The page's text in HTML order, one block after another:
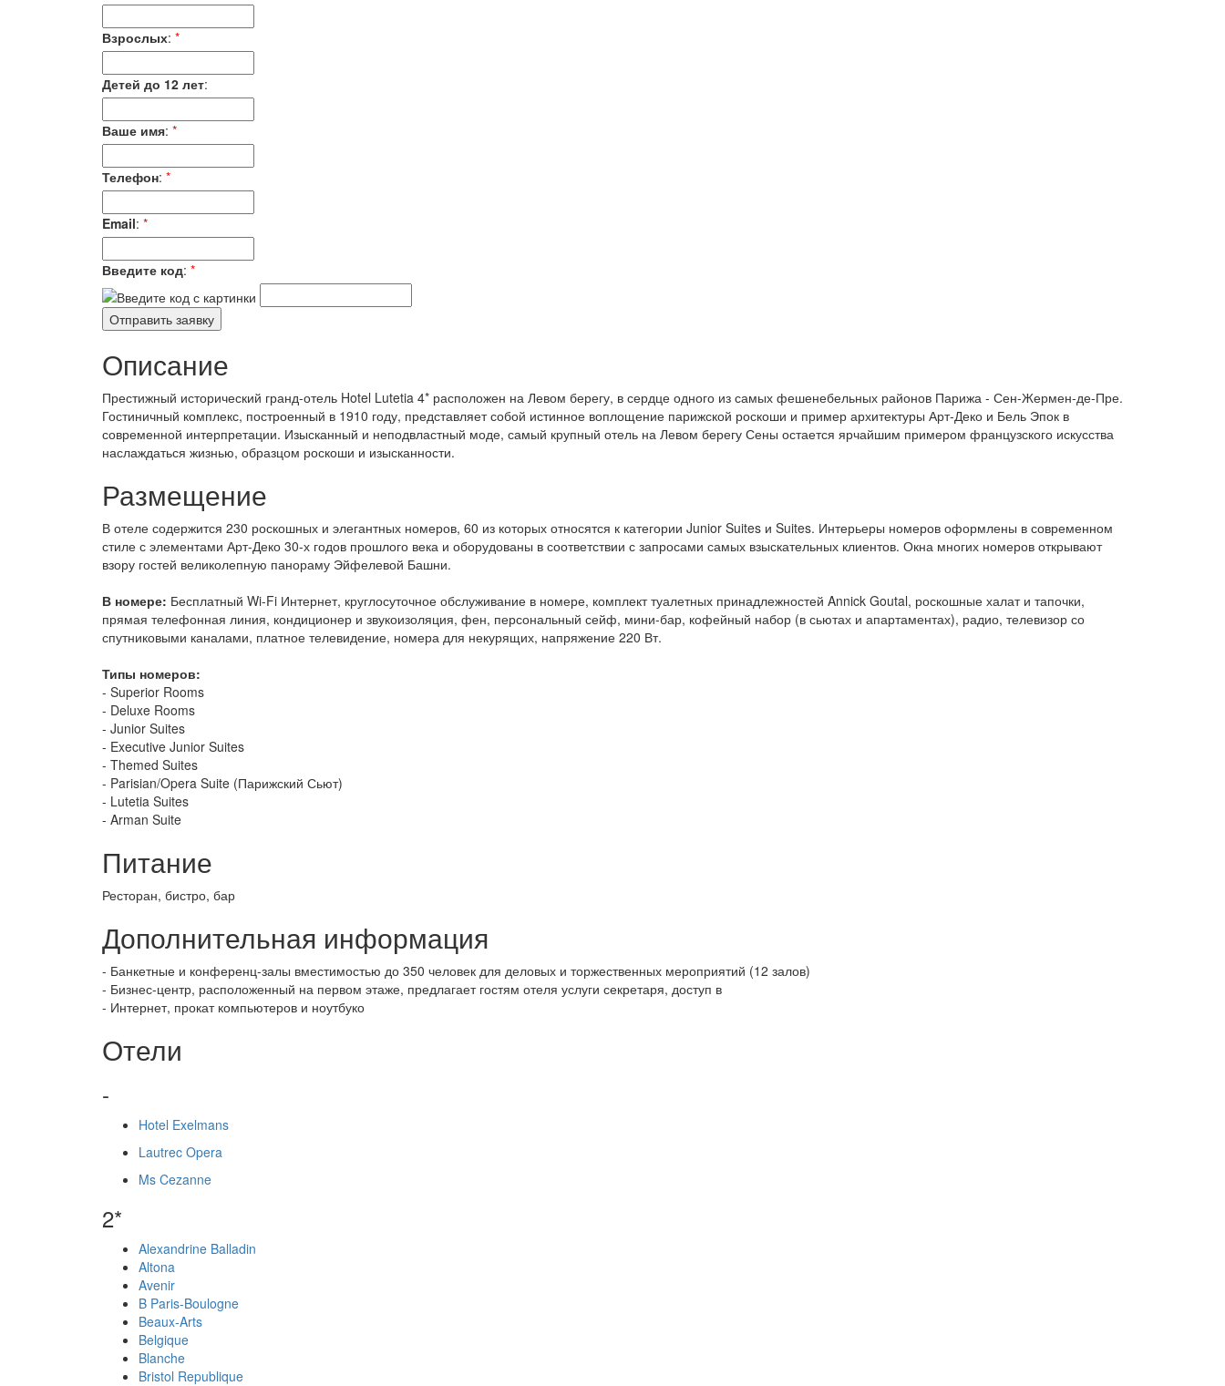
Взрослых: *
Детей до 12 лет:
Ваше имя: *
Телефон: *
Email: *
Введите код: *
Описание
Престижный исторический гранд-отель Hotel Lutetia 4* расположен на Левом берегу, в сердце одного из самых фешенебельных районов Парижа - Сен-Жермен-де-Пре.
Гостиничный комплекс, построенный в 1910 году, представляет собой истинное воплощение парижской роскоши и пример архитектуры Арт-Деко и Бель Эпок в
современной интерпретации. Изысканный и неподвластный моде, самый крупный отель на Левом берегу Сены остается ярчайшим примером французского искусства
наслаждаться жизнью, образцом роскоши и изысканности.
Размещение
В отеле содержится 230 роскошных и элегантных номеров, 60 из которых относятся к категории Junior Suites и Suites. Интерьеры номеров оформлены в современном
стиле с элементами Арт-Деко 30-х годов прошлого века и оборудованы в соответствии с запросами самых взыскательных клиентов. Окна многих номеров открывают
взору гостей великолепную панораму Эйфелевой Башни.
В номере: Бесплатный Wi-Fi Интернет, круглосуточное обслуживание в номере, комплект туалетных принадлежностей Annick Goutal, роскошные халат и тапочки,
прямая телефонная линия, кондиционер и звукоизоляция, фен, персональный сейф, мини-бар, кофейный набор (в сьютах и апартаментах), радио, телевизор со
спутниковыми каналами, платное телевидение, номера для некурящих, напряжение 220 Вт.
Типы номеров:
- Superior Rooms
- Deluxe Rooms
- Junior Suites
- Executive Junior Suites
- Themed Suites
- Parisian/Opera Suite (Парижский Сьют)
- Lutetia Suites
- Arman Suite
Питание
Ресторан, бистро, бар
Дополнительная информация
- Банкетные и конференц-залы вместимостью до 350 человек для деловых и торжественных мероприятий (12 залов)
- Бизнес-центр, расположенный на первом этаже, предлагает гостям отеля услуги секретаря, доступ в
- Интернет, прокат компьютеров и ноутбуко
Отели
-
Hotel Exelmans
Lautrec Opera
Ms Cezanne
2*
Alexandrine Balladin
Altona
Avenir
B Paris-Boulogne
Beaux-Arts
Belgique
Blanche
Bristol Republique